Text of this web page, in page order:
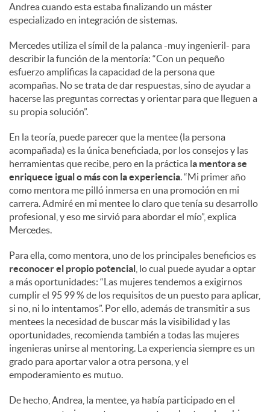
Andrea cuando esta estaba finalizando un máster
especializado en integración de sistemas.
Mercedes utiliza el símil de la palanca -muy ingenieril- para
describir la función de la mentoría: “Con un pequeño
esfuerzo amplificas la capacidad de la persona que
acompañas. No se trata de dar respuestas, sino de ayudar a
hacerse las preguntas correctas y orientar para que lleguen a
su propia solución”.
En la teoría, puede parecer que la mentee (la persona
acompañada) es la única beneficiada, por los consejos y las
herramientas que recibe, pero en la práctica la mentora se
enriquece igual o más con la experiencia. “Mi primer año
como mentora me pilló inmersa en una promoción en mi
carrera. Admiré en mi mentee lo claro que tenía su desarrollo
profesional, y eso me sirvió para abordar el mío”, explica
Mercedes.
Para ella, como mentora, uno de los principales beneficios es
reconocer el propio potencial , lo cual puede ayudar a optar
a más oportunidades: “Las mujeres tendemos a exigirnos
cumplir el 95 99 % de los requisitos de un puesto para aplicar,
si no, ni lo intentamos”. Por ello, además de transmitir a sus
mentees la necesidad de buscar más la visibilidad y las
oportunidades, recomienda también a todas las mujeres
ingenieras unirse al mentoring. La experiencia siempre es un
grado para aportar valor a otra persona, y el
empoderamiento es mutuo.
De hecho, Andrea, la mentee, ya había participado en el